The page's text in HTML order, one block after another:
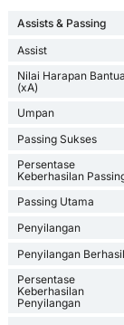
Assists & Passing
Assist
Nilai Harapan
(xA)
Umpan
Passing Sukses
Persentase
Keberhasilan
Passing Utama
Penyilangan
Penyilangan Berhasil
Persentase
Keberhasilan
Penyilangan